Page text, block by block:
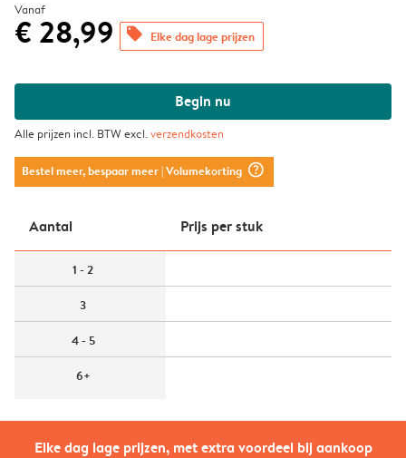
Elke dag lage prijzen, met extra voordeel bij aankoop
Vanaf
€ 28,99 offers Elke dag lage prijzen
Begin nu
Alle prijzen incl. BTW excl.verzendkosten
Bestel meer, bespaar meer| Volumekorting question_mark_circle
Aantal Prijs per stuk
1 - 2
3
4 - 5
6+